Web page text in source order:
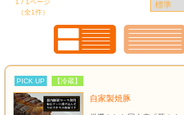
1 / 1ページ
（全1件）
PICK UP 【冷蔵】
自家製焼豚